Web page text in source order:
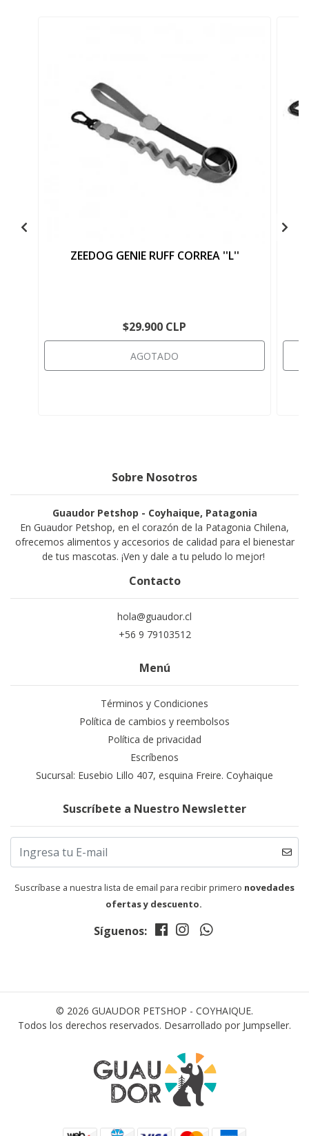
ZEEDOG GENIE RUFF CORREA ''L''
$29.900 CLP
AGOTADO
Sobre Nosotros
Guaudor Petshop - Coyhaique, Patagonia
En Guaudor Petshop, en el corazón de la Patagonia Chilena,
ofrecemos alimentos y accesorios de calidad para el bienestar
de tus mascotas. ¡Ven y dale a tu peludo lo mejor!
Contacto
hola@guaudor.cl
+56 9 79103512
Menú
Términos y Condiciones
Política de cambios y reembolsos
Política de privacidad
Escríbenos
Sucursal: Eusebio Lillo 407, esquina Freire. Coyhaique
Suscríbete a Nuestro Newsletter
Suscríbase a nuestra lista de email para recibir primero novedades
ofertas y descuento.
Síguenos:
© 2026 GUAUDOR PETSHOP - COYHAIQUE.
Todos los derechos reservados. Desarrollado por Jumpseller.